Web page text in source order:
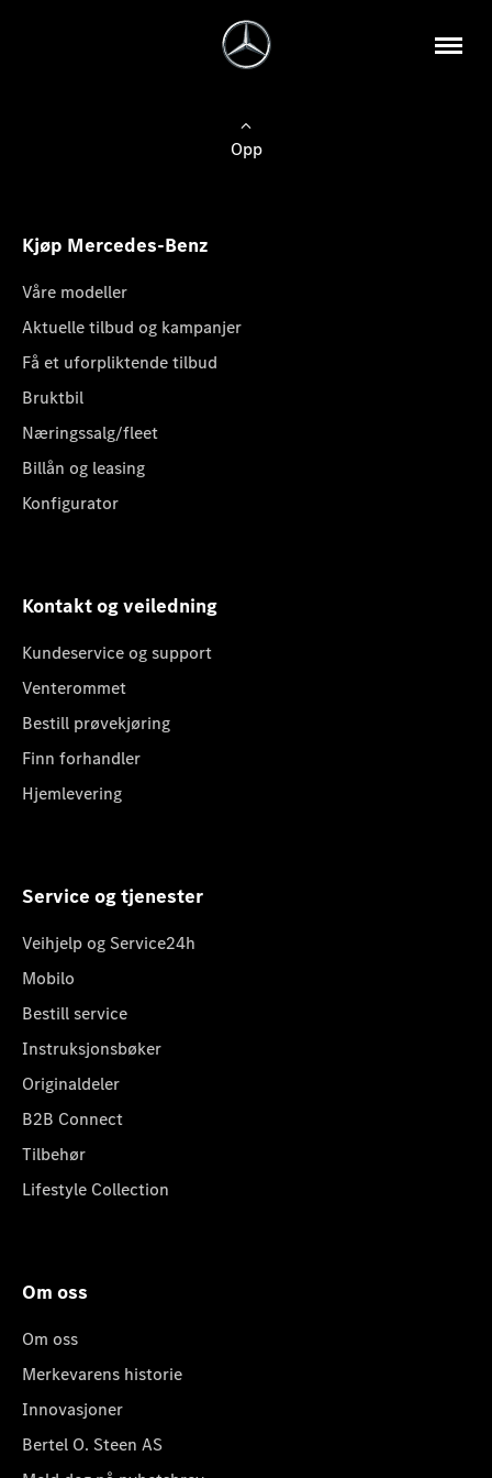
Opp
Kjøp Mercedes-Benz
Våre modeller
Aktuelle tilbud og kampanjer
Få et uforpliktende tilbud
Bruktbil
Næringssalg/fleet
Billån og leasing
Konfigurator
Kontakt og veiledning
Kundeservice og support
Venterommet
Bestill prøvekjøring
Finn forhandler
Hjemlevering
Service og tjenester
Veihjelp og Service24h
Mobilo
Bestill service
Instruksjonsbøker
Originaldeler
B2B Connect
Tilbehør
Lifestyle Collection
Om oss
Om oss
Merkevarens historie
Innovasjoner
Bertel O. Steen AS